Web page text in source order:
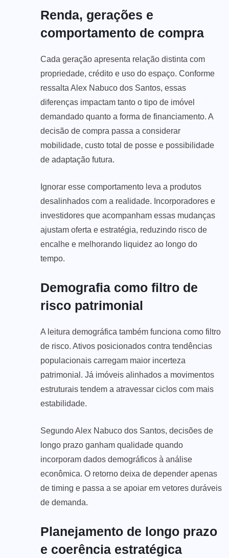
Renda, gerações e
comportamento de compra
Cada geração apresenta relação distinta com
propriedade, crédito e uso do espaço. Conforme
ressalta Alex Nabuco dos Santos, essas
diferenças impactam tanto o tipo de imóvel
demandado quanto a forma de financiamento. A
decisão de compra passa a considerar
mobilidade, custo total de posse e possibilidade
de adaptação futura.
Ignorar esse comportamento leva a produtos
desalinhados com a realidade. Incorporadores e
investidores que acompanham essas mudanças
ajustam oferta e estratégia, reduzindo risco de
encalhe e melhorando liquidez ao longo do
tempo.
Demografia como filtro de
risco patrimonial
A leitura demográfica também funciona como filtro
de risco. Ativos posicionados contra tendências
populacionais carregam maior incerteza
patrimonial. Já imóveis alinhados a movimentos
estruturais tendem a atravessar ciclos com mais
estabilidade.
Segundo Alex Nabuco dos Santos, decisões de
longo prazo ganham qualidade quando
incorporam dados demográficos à análise
econômica. O retorno deixa de depender apenas
de timing e passa a se apoiar em vetores duráveis
de demanda.
Planejamento de longo prazo
e coerência estratégica